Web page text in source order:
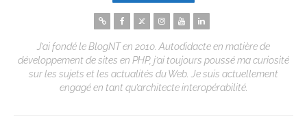
J’ai fondé le BlogNT en 2010. Autodidacte en matière de
développement de sites en PHP, j’ai toujours poussé ma curiosité
sur les sujets et les actualités du Web. Je suis actuellement
engagé en tant qu’architecte interopérabilité.